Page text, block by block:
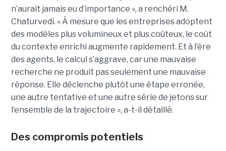
n’aurait jamais eu d’importance », a renchéri M.
Chaturvedi. « À mesure que les entreprises adoptent
des modèles plus volumineux et plus coûteux, le coût
du contexte enrichi augmente rapidement. Et à l’ère
des agents, le calcul s’aggrave, car une mauvaise
recherche ne produit pas seulement une mauvaise
réponse. Elle déclenche plutôt une étape erronée,
une autre tentative et une autre série de jetons sur
l’ensemble de la trajectoire », a-t-il détaillé.
Des compromis potentiels